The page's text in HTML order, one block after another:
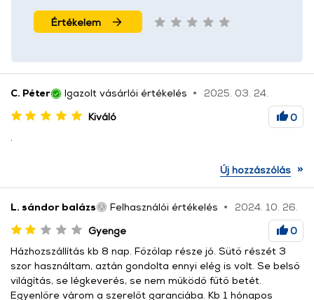
Értékelem
C. Péter Igazolt vásárlói értékelés
2025. 03. 24.
Kiváló
0
Új hozzászólás »
L. sándor balázs Felhasználói értékelés
2024. 10. 26.
Gyenge
0
Házhozszállítás kb 8 nap. Főzőlap része jó. Sütő részét 3
szor használtam, aztán gondolta ennyi elég is volt. Se belső
világítás, se légkeverés, se nem működő fűtő betét.
Egyenlőre várom a szerelőt garanciába. Kb 1 hónapos